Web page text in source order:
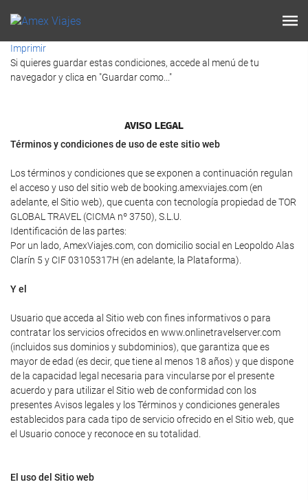
Imprimir
Si quieres guardar estas condiciones, accede al menú de tu
navegador y clica en "Guardar como..."
AVISO LEGAL
Términos y condiciones de uso de este sitio web
Los términos y condiciones que se exponen a continuación regulan
el acceso y uso del sitio web de booking.amexviajes.com (en
adelante, el Sitio web), que cuenta con tecnología propiedad de TOR
GLOBAL TRAVEL (CICMA nº 3750), S.L.U.
Identificación de las partes:
Por un lado, AmexViajes.com, con domicilio social en Leopoldo Alas
Clarín 5 y CIF 03105317H (en adelante, la Plataforma).
Y el
Usuario que acceda al Sitio web con fines informativos o para
contratar los servicios ofrecidos en www.onlinetravelserver.com
(incluidos sus dominios y subdominios), que garantiza que es
mayor de edad (es decir, que tiene al menos 18 años) y que dispone
de la capacidad legal necesaria para vincularse por el presente
acuerdo y para utilizar el Sitio web de conformidad con los
presentes Avisos legales y los Términos y condiciones generales
establecidos para cada tipo de servicio ofrecido en el Sitio web, que
el Usuario conoce y reconoce en su totalidad.
El uso del Sitio web